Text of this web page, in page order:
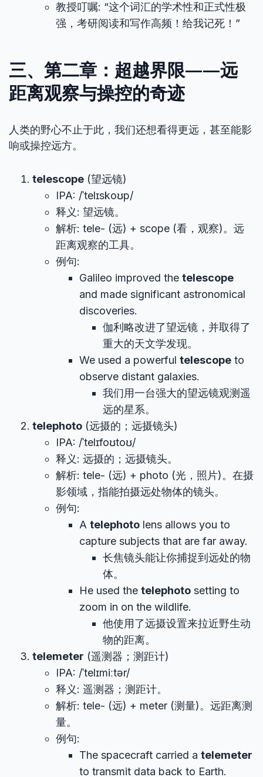
教授叮嘱: “这个词汇的学术性和正式性极
强，考研阅读和写作高频！给我记死！”
三、第二章：超越界限——远
距离观察与操控的奇迹
人类的野心不止于此，我们还想看得更远，甚至能影
响或操控远方。
telescope (望远镜)
IPA: /ˈtelɪskoʊp/
释义: 望远镜。
解析: tele- (远) + scope (看，观察)。远
距离观察的工具。
例句:
Galileo improved the telescope
and made significant astronomical
discoveries.
伽利略改进了望远镜，并取得了
重大的天文学发现。
We used a powerful telescope to
observe distant galaxies.
我们用一台强大的望远镜观测遥
远的星系。
telephoto (远摄的；远摄镜头)
IPA: /ˈtelɪfoʊtoʊ/
释义: 远摄的；远摄镜头。
解析: tele- (远) + photo (光，照片)。在摄
影领域，指能拍摄远处物体的镜头。
例句:
A telephoto lens allows you to
capture subjects that are far away.
长焦镜头能让你捕捉到远处的物
体。
He used the telephoto setting to
zoom in on the wildlife.
他使用了远摄设置来拉近野生动
物的距离。
telemeter (遥测器；测距计)
IPA: /ˈtelɪmiːtər/
释义: 遥测器；测距计。
解析: tele- (远) + meter (测量)。远距离测
量。
例句:
The spacecraft carried a telemeter
to transmit data back to Earth.